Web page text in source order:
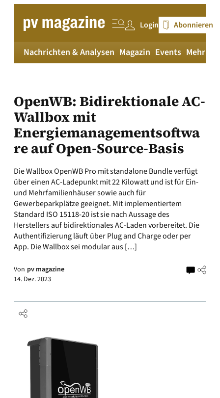
springen
Login Abonnieren
Nachrichten & Analysen Magazin Events Mehr
OpenWB: Bidirektionale AC-
Wallbox mit
Energiemanagementsoftwa
re auf Open-Source-Basis
Die Wallbox OpenWB Pro mit standalone Bundle verfügt
über einen AC-Ladepunkt mit 22 Kilowatt und ist für Ein-
und Mehrfamilienhäuser sowie auch für
Gewerbeparkplätze geeignet. Mit implementiertem
Standard ISO 15118-20 ist sie nach Aussage des
Herstellers auf bidirektionales AC-Laden vorbereitet. Die
Authentifizierung läuft über Plug and Charge oder per
App. Die Wallbox sei modular aus […]
Von pv magazine
14. Dez. 2023